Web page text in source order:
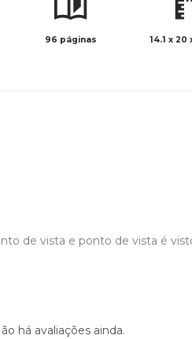
96 páginas 14.1 x 20
de vista e ponto de vista é
há avaliações ainda.